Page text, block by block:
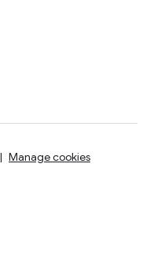
Manage cookies